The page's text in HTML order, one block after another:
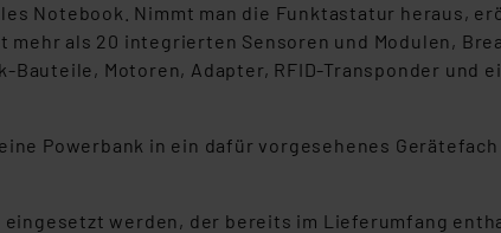
Notebook. Nimmt man die Funktastatur heraus,
als 20 integrierten Sensoren und Modulen,
Motoren, Adapter, RFID-Transponder und
Powerbank in ein dafür vorgesehenes
eingesetzt werden, der bereits im Lieferumfang